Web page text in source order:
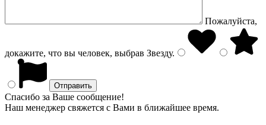
Пожалуйста,
докажите, что вы человек, выбрав Звезду.
Спасибо за Ваше сообщение!
Наш менеджер свяжется с Вами в ближайшее время.